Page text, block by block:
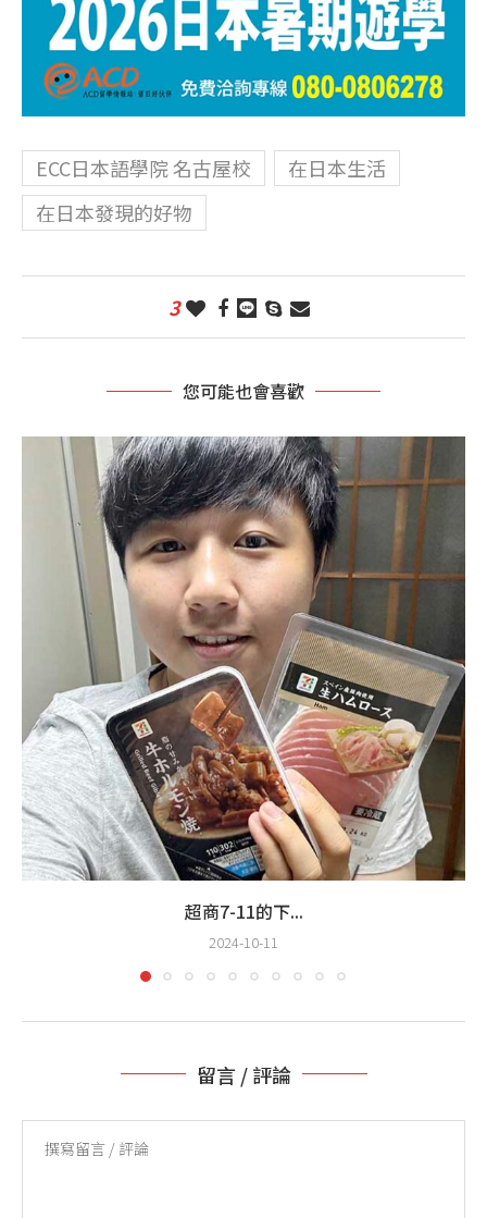
ECC日本語學院 名古屋校
在日本生活
在日本發現的好物
3
您可能也會喜歡
超商7-11的下...
2024-10-11
留言 / 評論